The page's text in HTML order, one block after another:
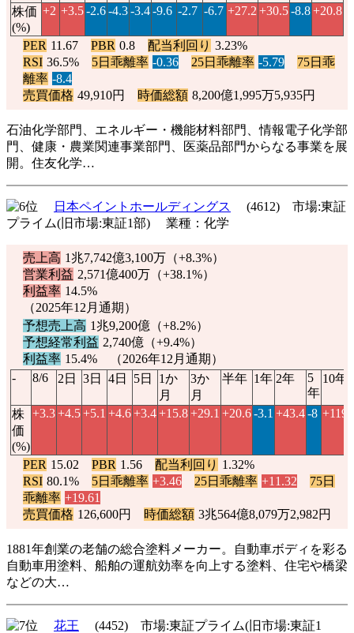
株価
(%)
+2 +3.5-2.6-4.3-3.4-9.6 -2.7 -6.7 +27.2 +30.5-8.8+20.8
PER 11.67 PBR 0.8 配当利回り 3.23%
RSI 36.5% 5日乖離率 -0.36 25日乖離率 -5.79
75日乖
離率 -8.4
売買価格 49,910円 時価総額 8,200億1,995万5,935円
石油化学部門、エネルギー・機能材料部門、情報電子化学部
門、健康・農業関連事業部門、医薬品部門からなる事業を展
開。住友化学…
日本ペイントホールディングス
(4612) 市場:東証
プライム(旧市場:東証1部) 業種：化学
売上高 1兆7,742億3,100万（+8.3%）
営業利益 2,571億400万（+38.1%）
利益率 14.5%
（2025年12月通期）
予想売上高 1兆9,200億（+8.2%）
予想経常利益 2,740億（+9.4%）
利益率 15.4% （2026年12月通期）
-
8/6 2日 3日 4日 5日
1か
月
3か
月
半年 1年 2年
5
年
10年
株
価
(%)
+3.3+4.5+5.1 +4.6+3.4+15.8+29.1 +20.6-3.1 +43.4-8
PER 15.02 PBR 1.56 配当利回り 1.32%
RSI 80.1% 5日乖離率 +3.46 25日乖離率 +11.32
75日
乖離率 +19.61
売買価格 126,600円 時価総額 3兆564億8,079万2,982円
1881年創業の老舗の総合塗料メーカー。自動車ボディを彩る
自動車用塗料、船舶の運航効率を向上する塗料、住宅や橋梁
などの大…
花王
(4452) 市場:東証プライム(旧市場:東証1